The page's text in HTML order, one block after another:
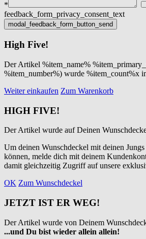
*
feedback_form_privacy_consent_text
High Five!
Der Artikel %item_name%
%item_number%) wurde %item_count%x
Weiter einkaufen Zum Warenkorb
HIGH FIVE!
Der Artikel wurde auf Deinen
Um deinen Wunschdeckel mit deinen
können, melde dich mit deinem
damit gleichzeitig Zugriff auf unsere
OK Zum Wunschdeckel
JETZT IST ER WEG!
Der Artikel wurde von Deinem
...und Du bist wieder allein allein!